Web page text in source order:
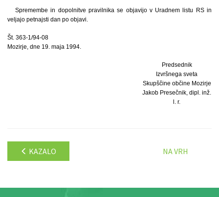
Spremembe in dopolnitve pravilnika se objavijo v Uradnem listu RS in
veljajo petnajsti dan po objavi.
Št. 363-1/94-08
Mozirje, dne 19. maja 1994.
Predsednik
Izvršnega sveta
Skupščine občine Mozirje
Jakob Presečnik, dipl. inž.
l. r.
KAZALO NA VRH